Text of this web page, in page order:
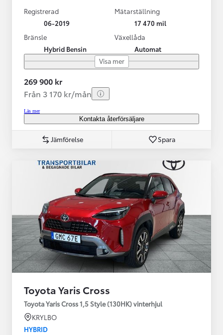
Registrerad
06-2019
Mätarställning
17 470 mil
Bränsle
Hybrid Bensin
Växellåda
Automat
Visa mer
269 900 kr
Från 3 170 kr/mån
Läs mer
Kontakta återförsäljare
Jämförelse Spara
Toyota Yaris Cross
Toyota Yaris Cross 1,5 Style (130HK) vinterhjul
KRYLBO
HYBRID